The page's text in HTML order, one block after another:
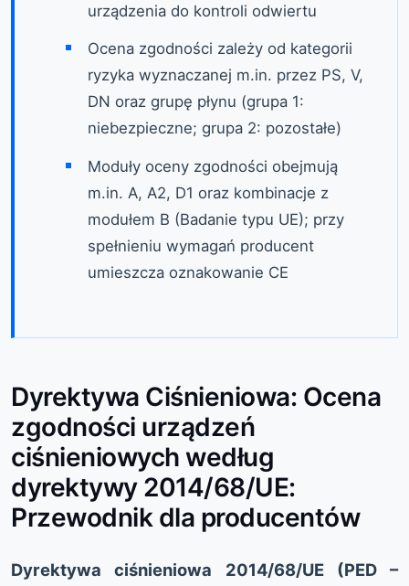
urządzenia do kontroli odwiertu
Ocena zgodności zależy od kategorii
ryzyka wyznaczanej m.in. przez PS, V,
DN oraz grupę płynu (grupa 1:
niebezpieczne; grupa 2: pozostałe)
Moduły oceny zgodności obejmują
m.in. A, A2, D1 oraz kombinacje z
modułem B (Badanie typu UE); przy
spełnieniu wymagań producent
umieszcza oznakowanie CE
Dyrektywa Ciśnieniowa: Ocena
zgodności urządzeń
ciśnieniowych według
dyrektywy 2014/68/UE:
Przewodnik dla producentów
Dyrektywa ciśnieniowa 2014/68/UE (PED –